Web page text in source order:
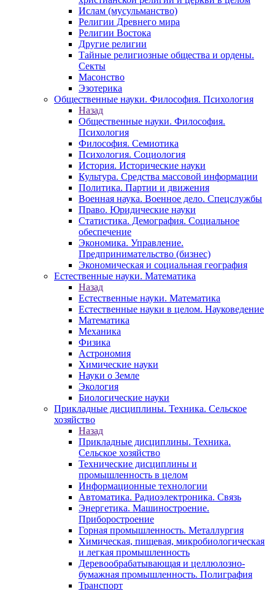
Ислам (мусульманство)
Религии Древнего мира
Религии Востока
Другие религии
Тайные религиозные общества и ордены.
Секты
Масонство
Эзотерика
Общественные науки. Философия. Психология
Назад
Общественные науки. Философия.
Психология
Философия. Семиотика
Психология. Социология
История. Исторические науки
Культура. Средства массовой информации
Политика. Партии и движения
Военная наука. Военное дело. Спецслужбы
Право. Юридические науки
Статистика. Демография. Социальное
обеспечение
Экономика. Управление.
Предпринимательство (бизнес)
Экономическая и социальная география
Естественные науки. Математика
Назад
Естественные науки. Математика
Естественные науки в целом. Науковедение
Математика
Механика
Физика
Астрономия
Химические науки
Науки о Земле
Экология
Биологические науки
Прикладные дисциплины. Техника. Сельское
хозяйство
Назад
Прикладные дисциплины. Техника.
Сельское хозяйство
Технические дисциплины и
промышленность в целом
Информационные технологии
Автоматика. Радиоэлектроника. Связь
Энергетика. Машиностроение.
Приборостроение
Горная промышленность. Металлургия
Химическая, пищевая, микробиологическая
и легкая промышленность
Деревообрабатывающая и целлюлозно-
бумажная промышленность. Полиграфия
Транспорт